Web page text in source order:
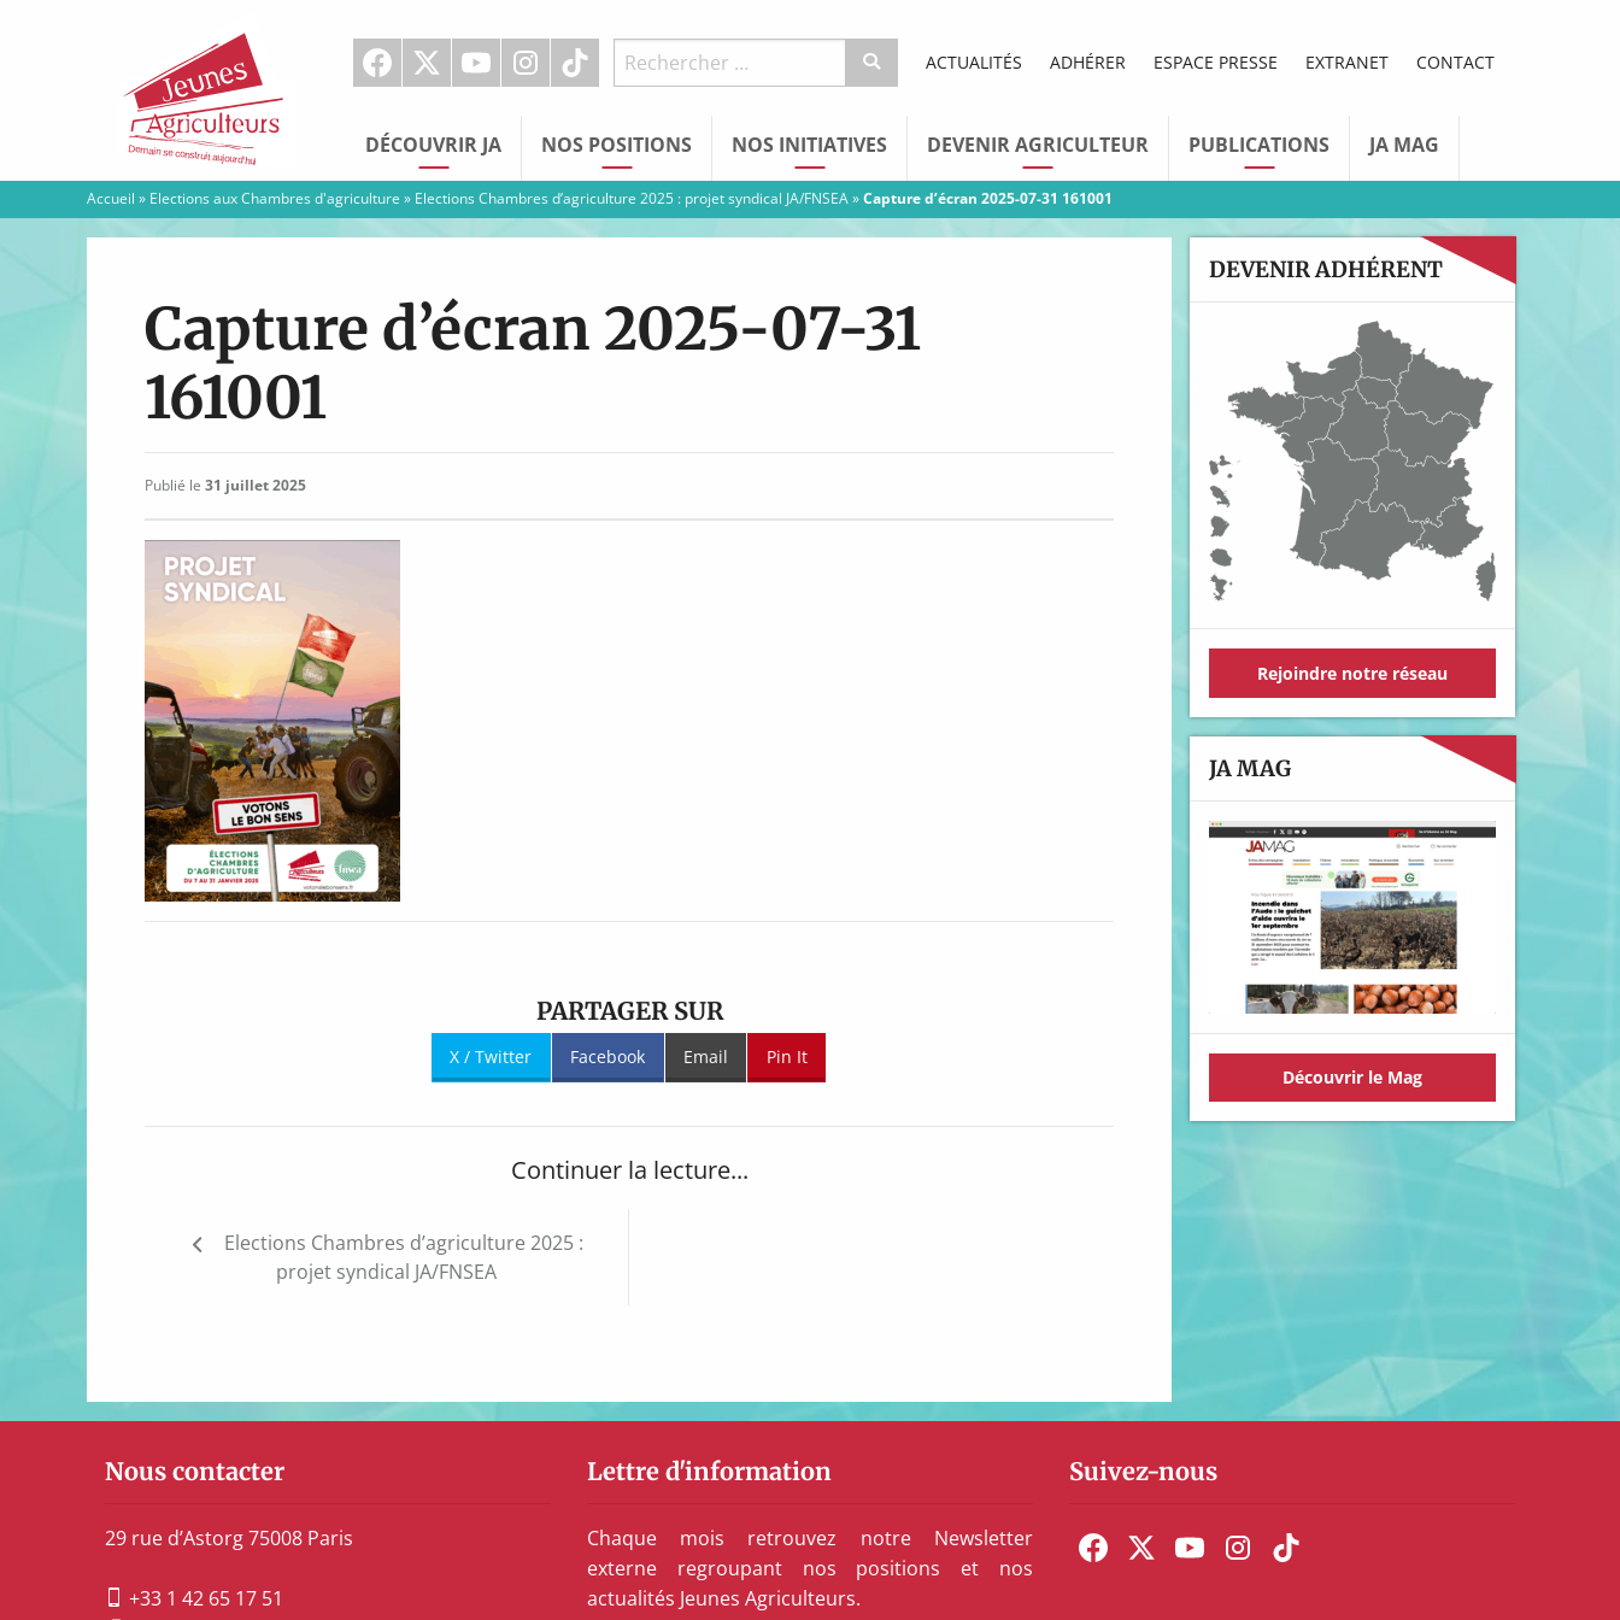
Agriculteurs
ACTUALITÉS ADHÉRER ESPACE PRESSE EXTRANET CONTACT
DÉCOUVRIR JA NOS POSITIONS NOS INITIATIVES DEVENIR AGRICULTEUR PUBLICATIONS JA MAG
Accueil » Elections aux Chambres d'agriculture » Elections Chambres d’agriculture 2025 : projet syndical JA/FNSEA»Capture d’écran 2025-07-31 161001
Capture d’écran 2025-07-31
161001
Publié le 31 juillet 2025
PARTAGER SUR
X / Twitter Facebook Email Pin It
Continuer la lecture...
Navigation
Elections Chambres d’agriculture 2025 :
projet syndical JA/FNSEA
DEVENIR ADHÉRENT
Rejoindre notre réseau
JA MAG
Découvrir le Mag
Nous contacter
29 rue d’Astorg 75008 Paris
+33 1 42 65 17 51
Lettre d'information
Chaque mois retrouvez notre Newsletter
externe regroupant nos positions et nos
actualités Jeunes Agriculteurs.
Suivez-nous